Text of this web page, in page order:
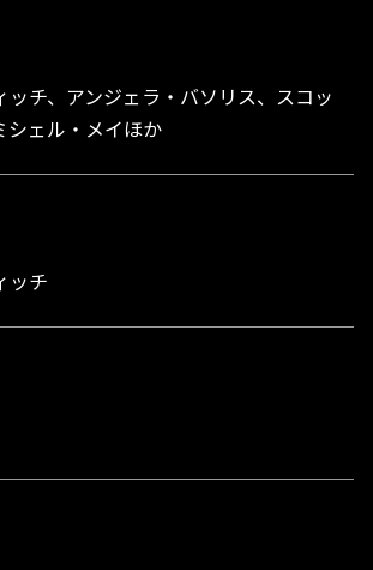
ッチ、アンジェラ・バソリス、スコッ
シェル・メイほか
ッチ